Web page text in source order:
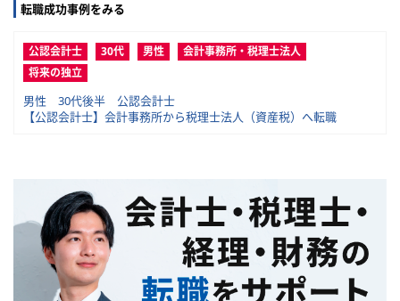
転職成功事例をみる
公認会計士 30代 男性
会計事務所・税理士法人
将来の独立
男性 30代後半 公認会計士
【公認会計士】会計事務所から税理士法人（資産税）へ転職